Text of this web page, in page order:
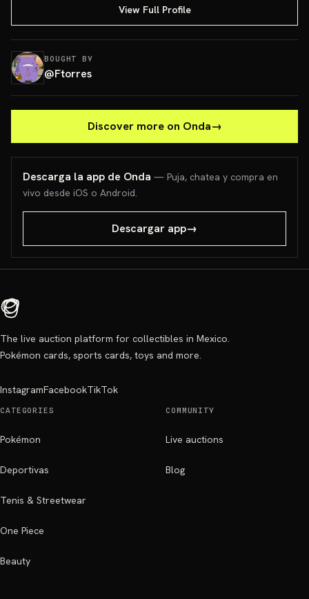
View Full Profile
BOUGHT BY
@Ftorres
Discover more on Onda→
Descarga la app de Onda — Puja, chatea y compra en
vivo desde iOS o Android.
Descargar app→
The live auction platform for collectibles in Mexico.
Pokémon cards, sports cards, toys and more.
InstagramFacebookTikTok
CATEGORIES
Pokémon
Deportivas
Tenis & Streetwear
One Piece
Beauty
COMMUNITY
Live auctions
Blog